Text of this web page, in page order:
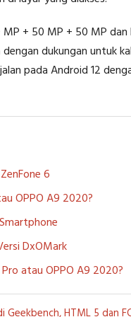
+ 50 MP + 50 MP dan
dukungan untuk
pada Android 12
6
OPPO A9 2020?
DxOMark
atau OPPO A9 2020?
Geekbench, HTML 5 dan